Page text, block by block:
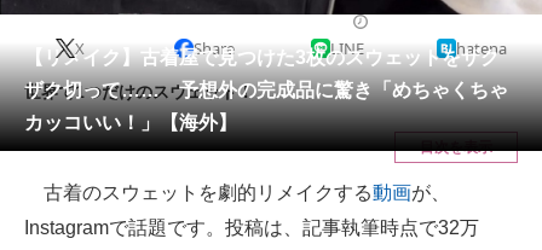
リサーチ
会員記事
メディア
注目記事を集めた総合ページ
【リメイク】古着屋で見つけた3枚のスウェットをザク
ザク切って…… 予想外の完成品に驚き「めちゃくちゃ
カッコいい！」【海外】
X Share LINE hatena
世界で1つだけのスウェット！
目次を表示
古着のスウェットを劇的リメイクする動画が、
Instagramで話題です。投稿は、記事執筆時点で32万